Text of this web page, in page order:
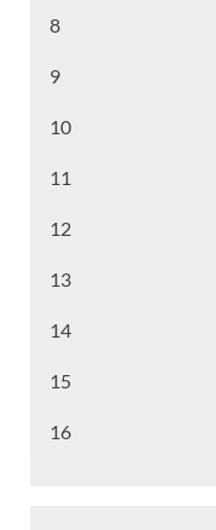
8
9
10
11
12
13
14
15
16